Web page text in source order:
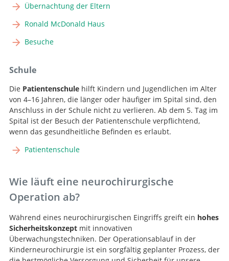
Übernachtung der Eltern
Ronald McDonald Haus
Besuche
Schule
Die Patientenschulehilft Kindern und Jugendlichen im Alter
von 4–16 Jahren, die länger oder häufiger im Spital sind, den
Anschluss in der Schule nicht zu verlieren. Ab dem 5. Tag im
Spital ist der Besuch der Patientenschule verpflichtend,
wenn das gesundheitliche Befinden es erlaubt.
Patientenschule
Wie läuft eine neurochirurgische
Operation ab?
Während eines neurochirurgischen Eingriffs greift ein hohes
Sicherheitskonzeptmit innovativen
Überwachungstechniken. Der Operationsablauf in der
Kinderneurochirurgie ist ein sorgfältig geplanter Prozess, der